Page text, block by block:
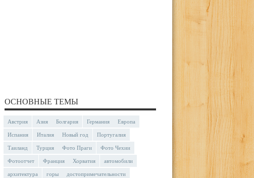
ОСНОВНЫЕ ТЕМЫ
Австрия Азия Болгария Германия Европа
Испания Италия Новый год Португалия
Таиланд Турция Фото Праги Фото Чехии
Фотоотчет Франция Хорватия автомобили
архитектура горы достопримечательности